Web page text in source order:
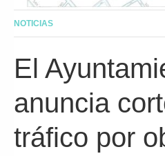
NOTICIAS
El
anuncia
tráfico por